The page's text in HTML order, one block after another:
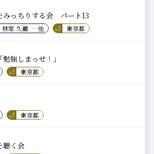
みっちりする会 パート13
林家 久蔵 …他 東京都
強しまっせ！」
東京都
東京都
聴く会